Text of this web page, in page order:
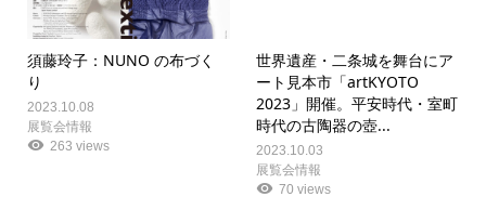
須藤玲子：NUNO の布づく
り
2023.10.08
展覧会情報
263 views
世界遺産・二条城を舞台にア
ート見本市「artKYOTO
2023」開催。平安時代・室町
時代の古陶器の壺...
2023.10.03
展覧会情報
70 views